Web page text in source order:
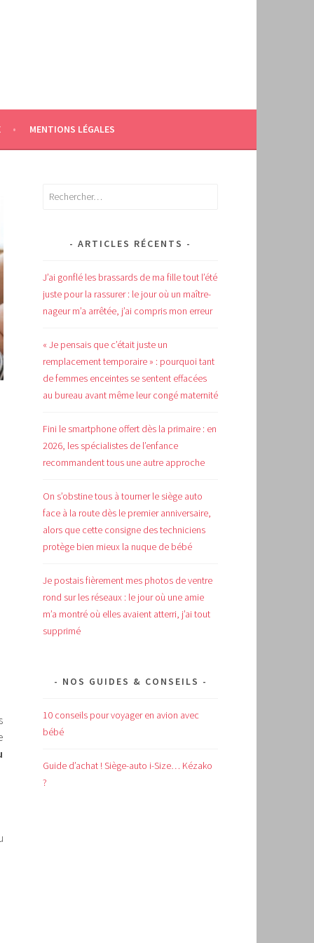
MENTIONS LÉGALES
Rechercher :
ARTICLES RÉCENTS
J’ai gonflé les brassards de ma fille tout l’été
juste pour la rassurer : le jour où un maître-
nageur m’a arrêtée, j’ai compris mon erreur
« Je pensais que c’était juste un
remplacement temporaire » : pourquoi tant
de femmes enceintes se sentent effacées
au bureau avant même leur congé maternité
Fini le smartphone offert dès la primaire : en
2026, les spécialistes de l’enfance
recommandent tous une autre approche
On s’obstine tous à tourner le siège auto
face à la route dès le premier anniversaire,
alors que cette consigne des techniciens
protège bien mieux la nuque de bébé
Je postais fièrement mes photos de ventre
rond sur les réseaux : le jour où une amie
m’a montré où elles avaient atterri, j’ai tout
supprimé
NOS GUIDES & CONSEILS
10 conseils pour voyager en avion avec
bébé
Guide d’achat ! Siège-auto i-Size… Kézako
?